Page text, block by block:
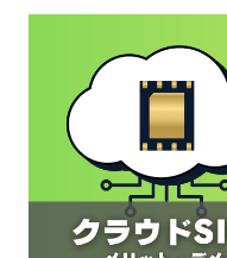
MVNO
スマート漁業